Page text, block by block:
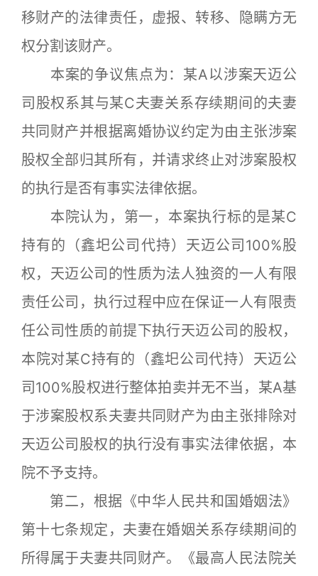
移财产的法律责任，虚报、转移、隐瞒方无
权分割该财产。
本案的争议焦点为：某A以涉案天迈公
司股权系其与某C夫妻关系存续期间的夫妻
共同财产并根据离婚协议约定为由主张涉案
股权全部归其所有，并请求终止对涉案股权
的执行是否有事实法律依据。
本院认为，第一，本案执行标的是某C
持有的（鑫圯公司代持）天迈公司100%股
权，天迈公司的性质为法人独资的一人有限
责任公司，执行过程中应在保证一人有限责
任公司性质的前提下执行天迈公司的股权，
本院对某C持有的（鑫圯公司代持）天迈公
司100%股权进行整体拍卖并无不当，某A基
于涉案股权系夫妻共同财产为由主张排除对
天迈公司股权的执行没有事实法律依据，本
院不予支持。
第二，根据《中华人民共和国婚姻法》
第十七条规定，夫妻在婚姻关系存续期间的
所得属于夫妻共同财产。《最高人民法院关